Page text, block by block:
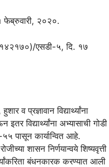
फेब्रुवारी, २०२०.
एसडी-५, दि. १७
व प्रज्ञावान विद्यार्थ्यांना
विद्यार्थ्यांना अभ्यासाची गोडी
५५ पासून कार्यान्वित आहे.
शासन निर्णयान्वये शिष्यवृत्ती
बंधनकारक करण्यात आली